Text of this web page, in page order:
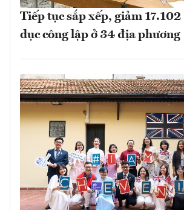
Tiếp tục sắp xếp, giảm 17.102
dục công lập ở 34 địa phương